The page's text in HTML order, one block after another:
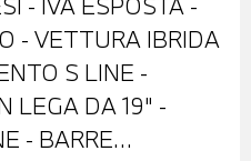
- VETTURA IBRIDA
S LINE -
LEGA DA 19" -
- BARRE